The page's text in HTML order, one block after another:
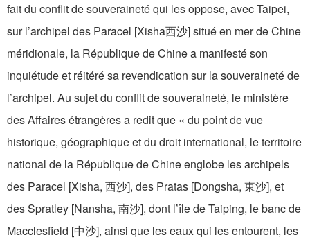
fait du conflit de souveraineté qui les oppose, avec Taipei,
sur l’archipel des Paracel [Xisha西沙] situé en mer de Chine
méridionale, la République de Chine a manifesté son
inquiétude et réitéré sa revendication sur la souveraineté de
l’archipel. Au sujet du conflit de souveraineté, le ministère
des Affaires étrangères a redit que « du point de vue
historique, géographique et du droit international, le territoire
national de la République de Chine englobe les archipels
des Paracel [Xisha, 西沙], des Pratas [Dongsha, 東沙], et
des Spratley [Nansha, 南沙], dont l’île de Taiping, le banc de
Macclesfield [中沙], ainsi que les eaux qui les entourent, les